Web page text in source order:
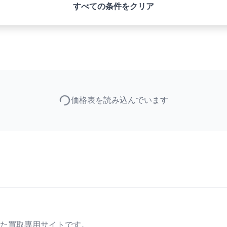
すべての条件をクリア
価格表を読み込んでいます
買取専用サイトです。